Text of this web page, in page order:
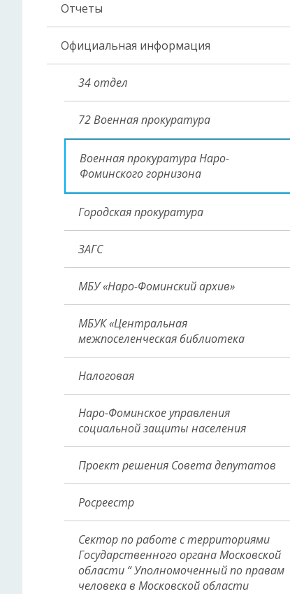
Отчеты
Официальная информация
34 отдел
72 Военная прокуратура
Военная прокуратура Наро-
Фоминского горнизона
Городская прокуратура
ЗАГС
МБУ «Наро-Фоминский архив»
МБУК «Центральная
межпоселенческая библиотека
Налоговая
Наро-Фоминское управления
социальной защиты населения
Проект решения Совета депутатов
Росреестр
Сектор по работе с территориями
Государственного органа Московской
области “ Уполномоченный по правам
человека в Московской области